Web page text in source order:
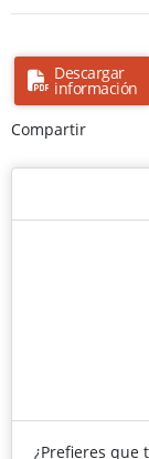
Descargar
información
Compartir
¿Prefieres que